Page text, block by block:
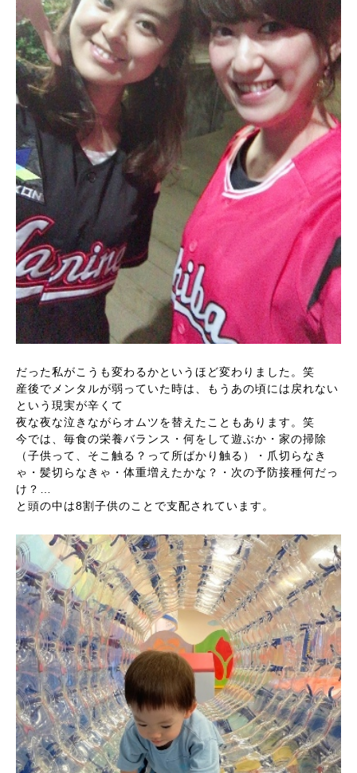
だった私がこうも変わるかというほど変わりました。笑
産後でメンタルが弱っていた時は、もうあの頃には戻れない
という現実が辛くて
夜な夜な泣きながらオムツを替えたこともあります。笑
今では、毎食の栄養バランス・何をして遊ぶか・家の掃除
（子供って、そこ触る？って所ばかり触る）・爪切らなき
ゃ・髪切らなきゃ・体重増えたかな？・次の予防接種何だっ
け？…
と頭の中は8割子供のことで支配されています。